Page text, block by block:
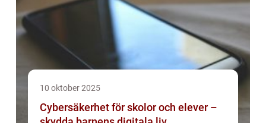
10 oktober 2025
Cybersäkerhet för skolor och elever –